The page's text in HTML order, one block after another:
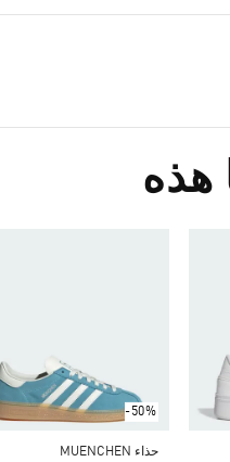
هذه
-50%
حذاء MUENCHEN